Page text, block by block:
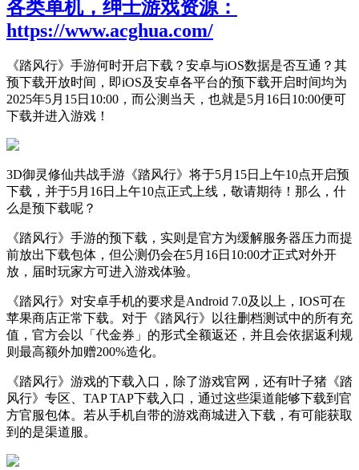
各类单机，绅士游戏资源：
https://www.acghua.com/
《踏风行》手游何时开启下载？安卓与iOS数据是否互通？其
预下载开放时间，即iOS及安卓各平台的预下载开启时间均为
2025年5月15日10:00，而公测当天，也就是5月16日10:00便可
下载并进入游戏！
3D御灵修仙共战手游《踏风行》将于5月15日上午10点开启预
下载，并于5月16日上午10点正式上线，敬请期待！那么，什
么是预下载呢？
《踏风行》手游的预下载，实则是官方为缓解服务器压力而提
前放出下载包体，但公测仍会在5月16日10:00才正式对外开
放，届时玩家方可进入游戏体验。
《踏风行》对安卓手机的要求是Android 7.0及以上，IOS可在
苹果商店正常下载。对于《踏风行》以往删档测试中的所有充
值，官方会以「代金券」的形式全额返还，并且会依据返利规
则最高额外加赠200%造化。
《踏风行》游戏的下载入口，除了游戏官网，还有叶子猪《踏
风行》专区、TAP TAP下载入口，通过这些渠道能够下载到官
方官服包体。若从手机自带的游戏商城进入下载，有可能获取
到的是渠道服。